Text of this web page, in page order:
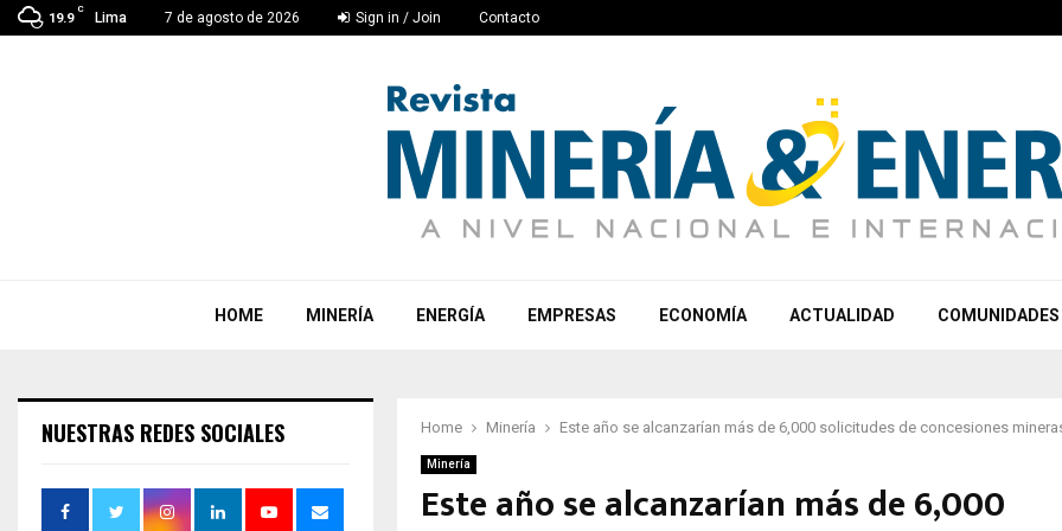
19.9
C
Lima 7 de agosto de 2026 Sign in / Join Contacto
HOME MINERÍA ENERGÍA EMPRESAS ECONOMÍA ACTUALIDAD COMUNIDADES
Home Minería Este año se alcanzarían más de 6,000 solicitudes de concesiones
Minería
Este año se alcanzarían más de 6,000
NUESTRAS REDES SOCIALES